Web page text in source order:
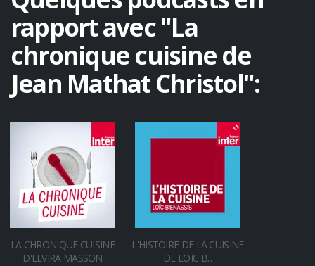
rapport avec "La
chronique cuisine de
Jean Mathat Christol":
LA CHRONIQUE CUISINE
D'ELVIRA MASSON
L'HISTOIRE DE LA CUISINE
DE LOÏC B...